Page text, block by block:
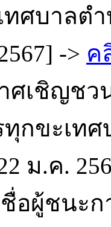
ศบาลตำ
-> ค
ศเชิญชว
กขะเท
ม.ค.
อผู้ชนะก